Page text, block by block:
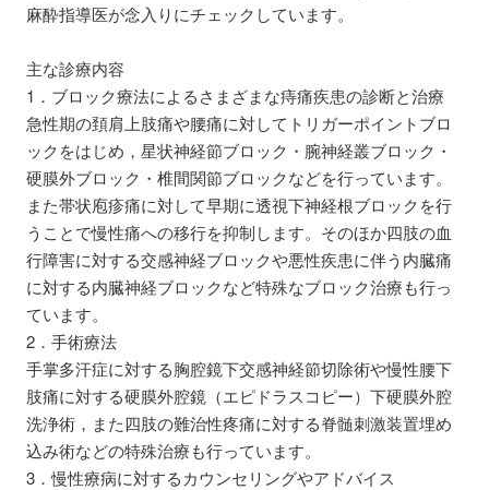
麻酔指導医が念入りにチェックしています。
主な診療内容
1．ブロック療法によるさまざまな痔痛疾患の診断と治療
急性期の頚肩上肢痛や腰痛に対してトリガーポイントブロ
ックをはじめ，星状神経節ブロック・腕神経叢ブロック・
硬膜外ブロック・椎間関節ブロックなどを行っています。
また帯状庖疹痛に対して早期に透視下神経根ブロックを行
うことで慢性痛への移行を抑制します。そのほか四肢の血
行障害に対する交感神経ブロックや悪性疾患に伴う内臓痛
に対する内臓神経ブロックなど特殊なブロック治療も行っ
ています。
2．手術療法
手掌多汗症に対する胸腔鏡下交感神経節切除術や慢性腰下
肢痛に対する硬膜外腔鏡（エピドラスコピー）下硬膜外腔
洗浄術，また四肢の難治性疼痛に対する脊髄刺激装置埋め
込み術などの特殊治療も行っています。
3．慢性療病に対するカウンセリングやアドバイス